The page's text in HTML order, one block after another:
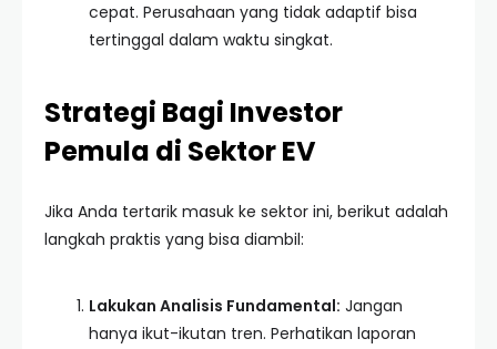
cepat. Perusahaan yang tidak adaptif bisa
tertinggal dalam waktu singkat.
Strategi Bagi Investor
Pemula di Sektor EV
Jika Anda tertarik masuk ke sektor ini, berikut adalah
langkah praktis yang bisa diambil:
Lakukan Analisis Fundamental: Jangan
hanya ikut-ikutan tren. Perhatikan laporan